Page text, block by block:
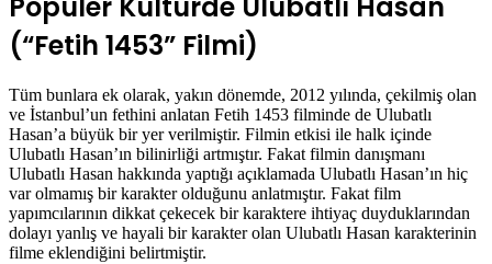
(“Fetih 1453” Filmi)
Tüm bunlara ek olarak, yakın dönemde, 2012 yılında, çekilmiş olan
ve İstanbul’un fethini anlatan Fetih 1453 filminde de Ulubatlı
Hasan’a büyük bir yer verilmiştir. Filmin etkisi ile halk içinde
Ulubatlı Hasan’ın bilinirliği artmıştır. Fakat filmin danışmanı
Ulubatlı Hasan hakkında yaptığı açıklamada Ulubatlı Hasan’ın hiç
var olmamış bir karakter olduğunu anlatmıştır. Fakat film
yapımcılarının dikkat çekecek bir karaktere ihtiyaç duyduklarından
dolayı yanlış ve hayali bir karakter olan Ulubatlı Hasan karakterinin
filme eklendiğini belirtmiştir.